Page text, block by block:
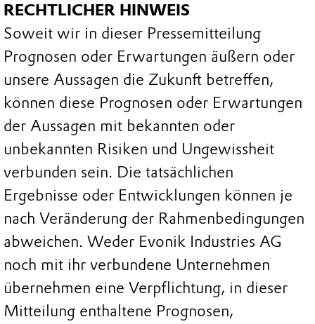
RECHTLICHER HINWEIS
Soweit wir in dieser Pressemitteilung
Prognosen oder Erwartungen äußern oder
unsere Aussagen die Zukunft betreffen,
können diese Prognosen oder Erwartungen
der Aussagen mit bekannten oder
unbekannten Risiken und Ungewissheit
verbunden sein. Die tatsächlichen
Ergebnisse oder Entwicklungen können je
nach Veränderung der Rahmenbedingungen
abweichen. Weder Evonik Industries AG
noch mit ihr verbundene Unternehmen
übernehmen eine Verpflichtung, in dieser
Mitteilung enthaltene Prognosen,